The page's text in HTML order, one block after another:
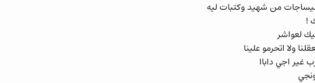
ميساجات من شهيد وكتبات ليه
!
لعواشر
ولا اتحرمو علينا
غير اجي داباا